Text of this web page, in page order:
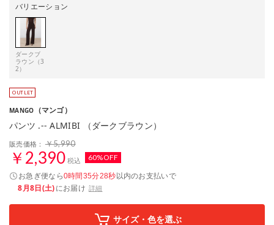
バリエーション
ダークブ
ラウン（3
2）
MANGO （マンゴ）
パンツ .-- ALMIBI （ダークブラウン）
販売価格： ￥5,990
￥2,390 税込 60%OFF
お急ぎ便なら0時間35分27秒以内のお支払いで
8月8日(土)にお届け 詳細
サイズ・色を選ぶ